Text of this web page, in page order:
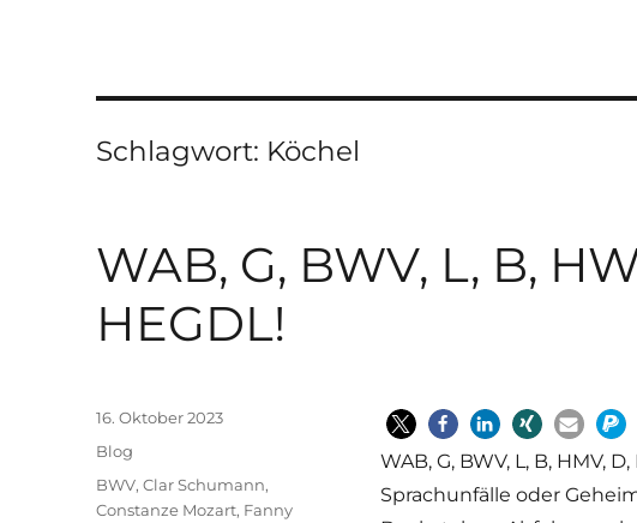
Schlagwort: Köchel
WAB, G, BWV, L, B,
HEGDL!
WAB, G, BWV, L, B, HMV,
Sprachunfälle oder
Veröffentlicht
am
16. Oktober 2023
Kategorien
Blog
Schlagwörter
BWV,Clar Schumann,
Constanze Mozart, Fanny